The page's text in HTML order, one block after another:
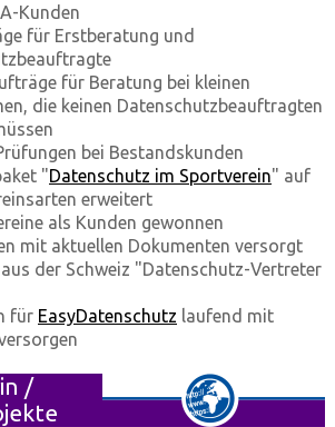
Kunden
für Erstberatung und
für Beratung bei kleinen
die keinen Datenschutzbeauftragten
bei Bestandskunden
"Datenschutz im Sportverein" auf
erweitert
als Kunden gewonnen
mit aktuellen Dokumenten versorgt
der Schweiz "Datenschutz-Vertreter
für EasyDatenschutz laufend mit
/